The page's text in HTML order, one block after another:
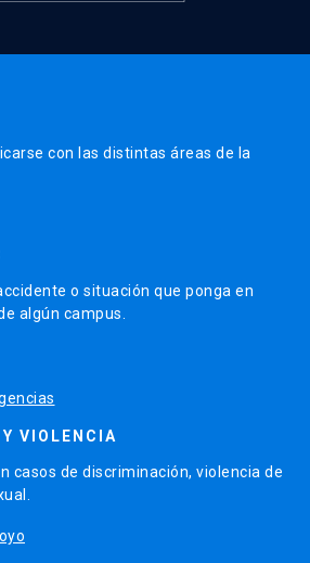
con las distintas áreas de la
o situación que ponga en
algún campus.
VIOLENCIA
casos de discriminación, violencia de